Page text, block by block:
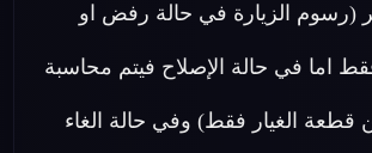
(رسوم الزيارة في حالة رفض او
اما في حالة الإصلاح فيتم محاسبة
قطعة الغيار فقط) وفي حالة الغاء